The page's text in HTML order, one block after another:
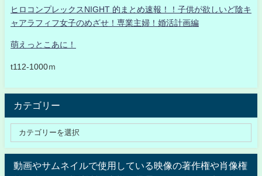
ヒロコンプレックスNIGHT 的まとめ速報！！子供が欲しいど陰キ
ャアラフィフ女子のめざせ！専業主婦！婚活計画編
萌えっとこあに！
t112-1000ｍ
カテゴリー
動画やサムネイルで使用している映像の著作権や肖像権